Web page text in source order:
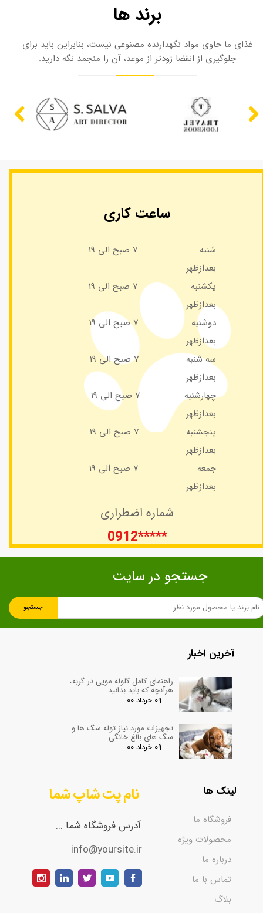
برند ها
غذای ما حاوی مواد نگهدارنده مصنوعی نیست، بنابراین باید برای
جلوگیری از انقضا زودتر از موعد، آن را منجمد نگه دارید.​​​​​​​
جستجو در سایت
جستجو
ساعت کاری
شماره اضطراری​​​​​​​
0912*****
شنبه 7 صبح الی 19
بعدازظهر
یکشنبه 7 صبح الی 19
بعدازظهر
دوشنبه 7 صبح الی 19
بعدازظهر
سه شنبه 7 صبح الی 19
بعدازظهر
چهارشنبه 7 صبح الی 19
بعدازظهر​​​​​​​
پنجشنبه 7 صبح الی 19
بعدازظهر​​​​​​​
جمعه 7 صبح الی 19
بعدازظهر​​​​​​​​​​​​​​​​​​​​​
آدرس فروشگاه شما ...
info@yoursite.ir
نام پت شاپ شما لینک ها
فروشگاه ما
محصولات ویژه
درباره ما
تماس با ما
بلاگ
آخرین اخبار
راهنمای کامل گلوله مویی در گربه،
هرآنچه که باید بدانید
۰۹ خرداد ۰۰
تجهیزات مورد نیاز توله سگ ها و
سگ های بالغ خانگی
۰۹ خرداد ۰۰